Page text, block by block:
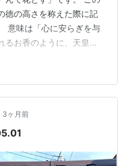
徳の高さを称えた際に記
意味は「心に安らぎを与
るお香のように、天皇は
御身（行動）で平和な
す。種類や好みの違い等
の人に癒しを与えてくれ
ますが、お香と花は癒し
な人でも火さえつけれ
3ヶ月前